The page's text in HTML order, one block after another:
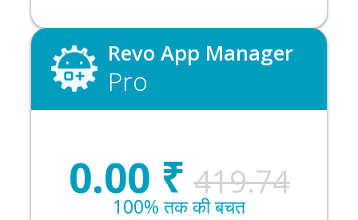
Revo App Manager
Pro
0.00 ₹ 419.74
100% तक की बचत